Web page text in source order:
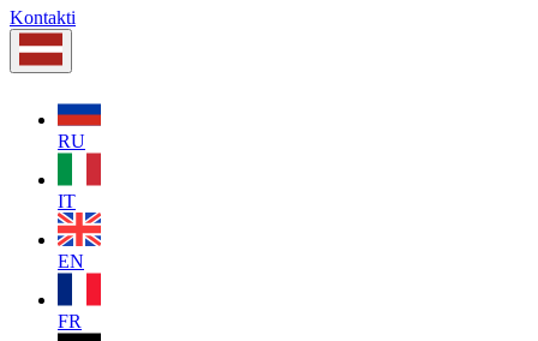
Kontakti
RU
IT
EN
FR